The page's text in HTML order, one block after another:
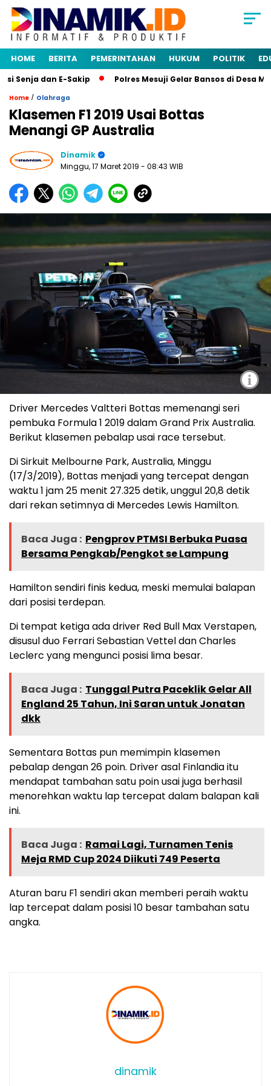
HOME BERITA PEMERINTAHAN HUKUM POLITIK
dan E-Sakip Polres Mesuji Gelar Bansos di Desa
Home / Olahraga
Klasemen F1 2019 Usai Bottas
Menangi GP Australia
Dinamik
Minggu, 17 Maret 2019 - 08:43 WIB
i
Driver Mercedes Valtteri Bottas memenangi seri
pembuka Formula 1 2019 dalam Grand Prix Australia.
Berikut klasemen pebalap usai race tersebut.
Di Sirkuit Melbourne Park, Australia, Minggu
(17/3/2019), Bottas menjadi yang tercepat dengan
waktu 1 jam 25 menit 27.325 detik, unggul 20,8 detik
dari rekan setimnya di Mercedes Lewis Hamilton.
Baca Juga : Pengprov PTMSI Berbuka Puasa
Bersama Pengkab/Pengkot se Lampung
Hamilton sendiri finis kedua, meski memulai balapan
dari posisi terdepan.
Di tempat ketiga ada driver Red Bull Max Verstapen,
disusul duo Ferrari Sebastian Vettel dan Charles
Leclerc yang mengunci posisi lima besar.
Baca Juga : Tunggal Putra Paceklik Gelar All
England 25 Tahun, Ini Saran untuk Jonatan
dkk
Sementara Bottas pun memimpin klasemen
pebalap dengan 26 poin. Driver asal Finlandia itu
mendapat tambahan satu poin usai juga berhasil
menorehkan waktu lap tercepat dalam balapan kali
ini.
Baca Juga : Ramai Lagi, Turnamen Tenis
Meja RMD Cup 2024 Diikuti 749 Peserta
Aturan baru F1 sendiri akan memberi peraih waktu
lap tercepat dalam posisi 10 besar tambahan satu
angka.
dinamik